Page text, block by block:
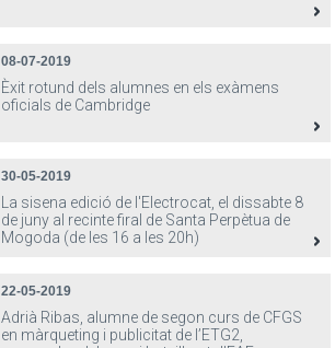
08-07-2019
Èxit rotund dels alumnes en els exàmens
oficials de Cambridge
30-05-2019
La sisena edició de l'Electrocat, el dissabte 8
de juny al recinte firal de Santa Perpètua de
Mogoda (de les 16 a les 20h)
22-05-2019
Adrià Ribas, alumne de segon curs de CFGS
en màrqueting i publicitat de l’ETG2,